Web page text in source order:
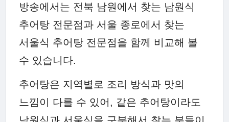
방송에서는 전북 남원에서 찾는 남원식
추어탕 전문점과 서울 종로에서 찾는
서울식 추어탕 전문점을 함께 비교해 볼
수 있습니다.
추어탕은 지역별로 조리 방식과 맛의
느낌이 다를 수 있어, 같은 추어탕이라도